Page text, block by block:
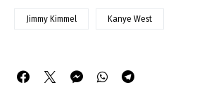
Jimmy Kimmel Kanye West